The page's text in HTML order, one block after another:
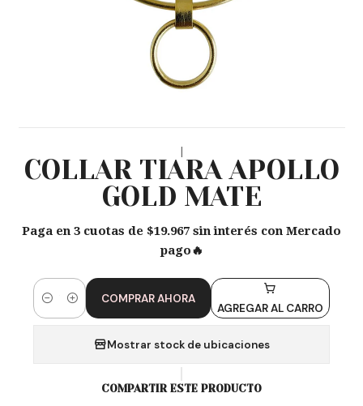
|
COLLAR TIARA APOLLO
GOLD MATE
Paga en 3 cuotas de $19.967 sin interés con Mercado
pago🔥
Cantidad AGREGAR AL CARRO
COMPRAR AHORA
Mostrar stock de ubicaciones
COMPARTIR ESTE PRODUCTO